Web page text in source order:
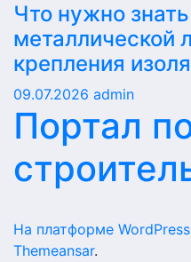
Что нужно
металлической
крепления
09.07.2026 admin
Портал
На платформе WordPress
Themeansar.